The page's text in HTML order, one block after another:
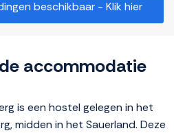
beschikbaar - Klik hier
accommodatie
is een hostel gelegen in het
midden in het Sauerland. Deze